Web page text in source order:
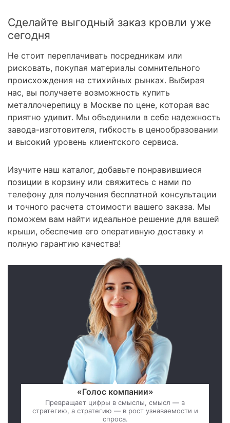
Сделайте выгодный заказ кровли уже
сегодня
Не стоит переплачивать посредникам или
рисковать, покупая материалы сомнительного
происхождения на стихийных рынках. Выбирая
нас, вы получаете возможность купить
металлочерепицу в Москве по цене, которая вас
приятно удивит. Мы объединили в себе надежность
завода-изготовителя, гибкость в ценообразовании
и высокий уровень клиентского сервиса.
Изучите наш каталог, добавьте понравившиеся
позиции в корзину или свяжитесь с нами по
телефону для получения бесплатной консультации
и точного расчета стоимости вашего заказа. Мы
поможем вам найти идеальное решение для вашей
крыши, обеспечив его оперативную доставку и
полную гарантию качества!
«Голос компании»
Превращает цифры в смыслы, смысл — в
стратегию, а стратегию — в рост узнаваемости и
спроса.